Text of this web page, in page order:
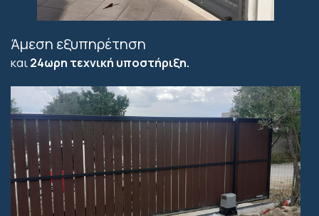
Άμεση εξυπηρέτηση
και24ωρη τεχνική υποστήριξη.